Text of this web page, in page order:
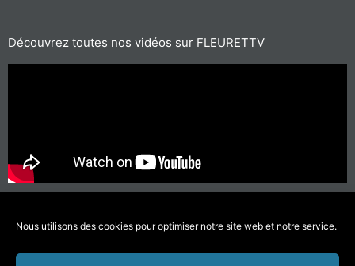
Nous utilisons des cookies pour optimiser notre site web et notre service.
Découvrez toutes nos vidéos sur FLEURETTV
#SichBewegenWenigerVerschmutzen